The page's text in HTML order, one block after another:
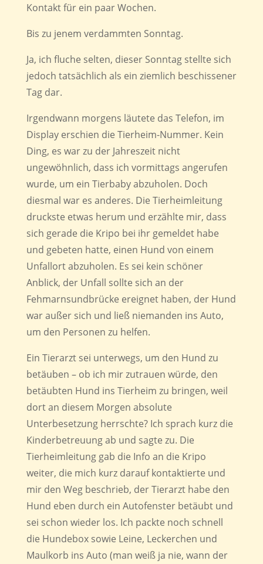
Kontakt für ein paar Wochen.
Bis zu jenem verdammten Sonntag.
Ja, ich fluche selten, dieser Sonntag stellte sich
jedoch tatsächlich als ein ziemlich beschissener
Tag dar.
Irgendwann morgens läutete das Telefon, im
Display erschien die Tierheim-Nummer. Kein
Ding, es war zu der Jahreszeit nicht
ungewöhnlich, dass ich vormittags angerufen
wurde, um ein Tierbaby abzuholen. Doch
diesmal war es anderes. Die Tierheimleitung
druckste etwas herum und erzählte mir, dass
sich gerade die Kripo bei ihr gemeldet habe
und gebeten hatte, einen Hund von einem
Unfallort abzuholen. Es sei kein schöner
Anblick, der Unfall sollte sich an der
Fehmarnsundbrücke ereignet haben, der Hund
war außer sich und ließ niemanden ins Auto,
um den Personen zu helfen.
Ein Tierarzt sei unterwegs, um den Hund zu
betäuben – ob ich mir zutrauen würde, den
betäubten Hund ins Tierheim zu bringen, weil
dort an diesem Morgen absolute
Unterbesetzung herrschte? Ich sprach kurz die
Kinderbetreuung ab und sagte zu. Die
Tierheimleitung gab die Info an die Kripo
weiter, die mich kurz darauf kontaktierte und
mir den Weg beschrieb, der Tierarzt habe den
Hund eben durch ein Autofenster betäubt und
sei schon wieder los. Ich packte noch schnell
die Hundebox sowie Leine, Leckerchen und
Maulkorb ins Auto (man weiß ja nie, wann der